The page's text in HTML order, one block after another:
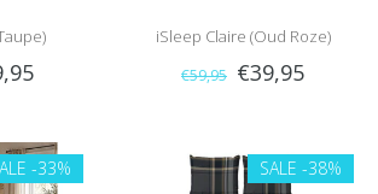
iSleep Claire (Oud Roze)
€59,95 €39,95
-33% SALE -38%